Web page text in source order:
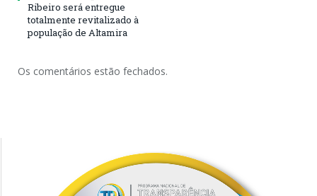
Ribeiro será entregue
totalmente revitalizado à
população de Altamira
Os comentários estão fechados.